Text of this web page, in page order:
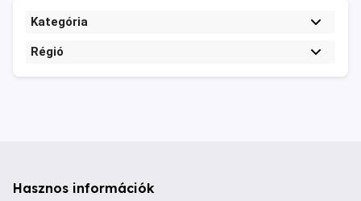
Kategória
Régió
Hasznos információk